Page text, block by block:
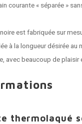
courante « séparée »
est fabriquée sur
à la longueur désirée
avec beaucoup de
thermolaqué